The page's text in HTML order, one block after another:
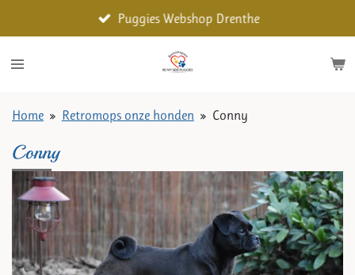
direct
naar
hoofdinhoud
Puggies Webshop Drenthe
Home » Retromops onze honden » Conny
Conny